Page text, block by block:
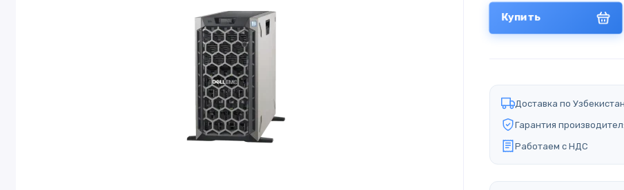
Купить
Доставка по
Гарантия
Работаем с НДС